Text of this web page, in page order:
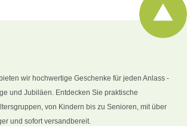
wir hochwertige Geschenke für jeden Anlass -
und Jubiläen. Entdecken Sie praktische
von Kindern bis zu Senioren, mit über
und sofort versandbereit.